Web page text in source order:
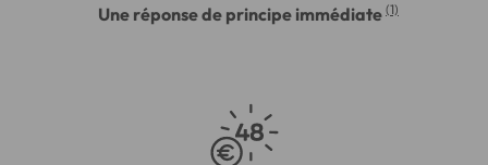
Une réponse de principe immédiate (1)